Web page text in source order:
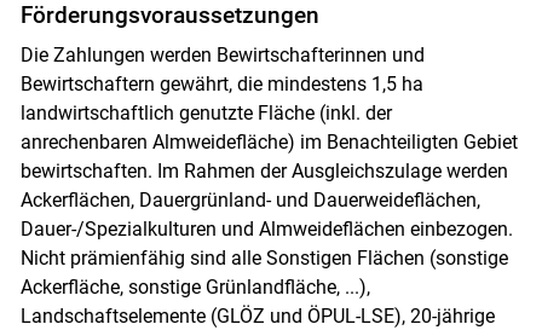
Förderungsvoraussetzungen
Die Zahlungen werden Bewirtschafterinnen und
Bewirtschaftern gewährt, die mindestens 1,5 ha
landwirtschaftlich genutzte Fläche (inkl. der
anrechenbaren Almweidefläche) im Benachteiligten Gebiet
bewirtschaften. Im Rahmen der Ausgleichszulage werden
Ackerflächen, Dauergrünland- und Dauerweideflächen,
Dauer-/Spezialkulturen und Almweideflächen einbezogen.
Nicht prämienfähig sind alle Sonstigen Flächen (sonstige
Ackerfläche, sonstige Grünlandfläche, ...),
Landschaftselemente (GLÖZ und ÖPUL-LSE), 20-jährige